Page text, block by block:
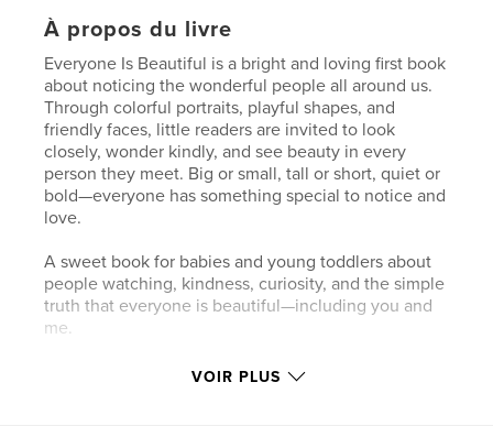
À propos du livre
Everyone Is Beautiful is a bright and loving first book
about noticing the wonderful people all around us.
Through colorful portraits, playful shapes, and
friendly faces, little readers are invited to look
closely, wonder kindly, and see beauty in every
person they meet. Big or small, tall or short, quiet or
bold—everyone has something special to notice and
love.
A sweet book for babies and young toddlers about
people watching, kindness, curiosity, and the simple
truth that everyone is beautiful—including you and
me.
VOIR PLUS